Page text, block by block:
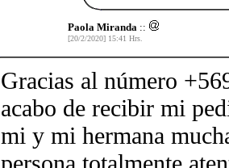
Paola Miranda ::
[20/2/2020] 15:41 Hrs.
Gracias al número
acabo de recibir mi
mi y mi hermana
persona totalmente